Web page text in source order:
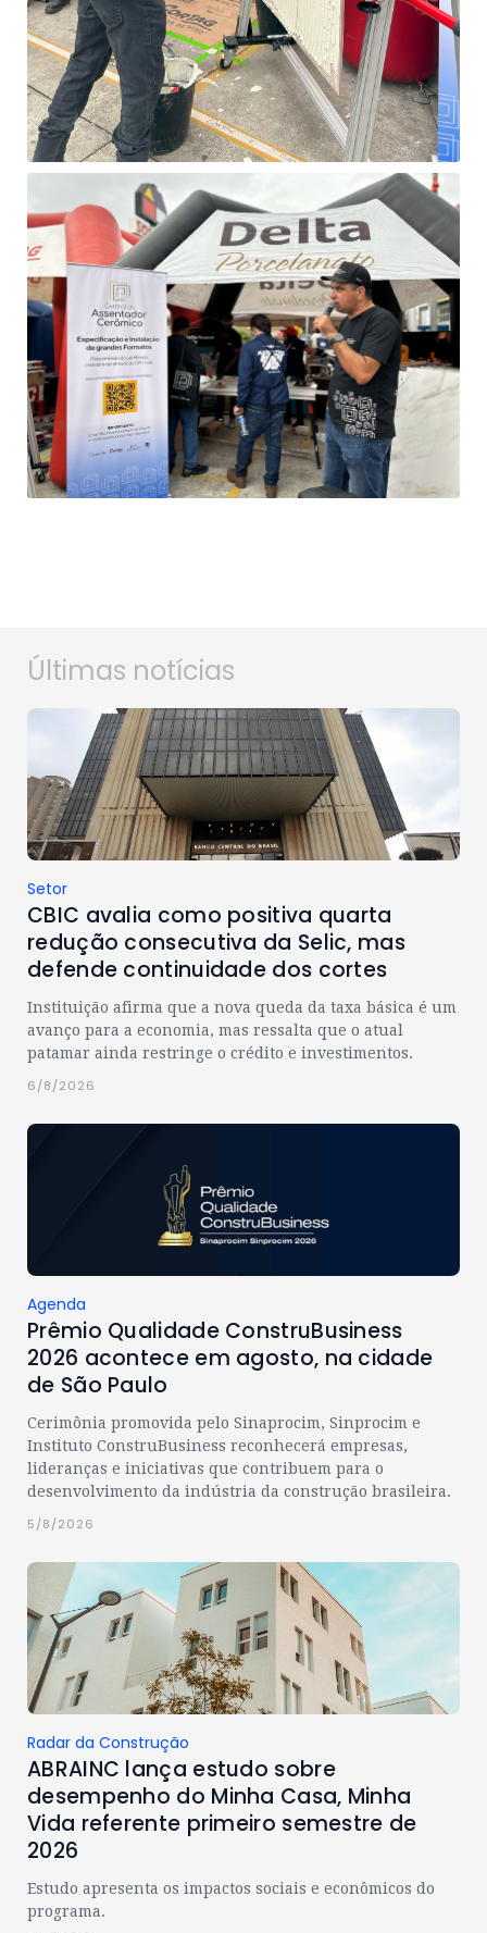
Últimas notícias
Setor
CBIC avalia como positiva quarta
redução consecutiva da Selic, mas
defende continuidade dos cortes
Instituição afirma que a nova queda da taxa básica é um
avanço para a economia, mas ressalta que o atual
patamar ainda restringe o crédito e investimentos.
6/8/2026
Agenda
Prêmio Qualidade ConstruBusiness
2026 acontece em agosto, na cidade
de São Paulo
Cerimônia promovida pelo Sinaprocim, Sinprocim e
Instituto ConstruBusiness reconhecerá empresas,
lideranças e iniciativas que contribuem para o
desenvolvimento da indústria da construção brasileira.
5/8/2026
Radar da Construção
ABRAINC lança estudo sobre
desempenho do Minha Casa, Minha
Vida referente primeiro semestre de
2026
Estudo apresenta os impactos sociais e econômicos do
programa.